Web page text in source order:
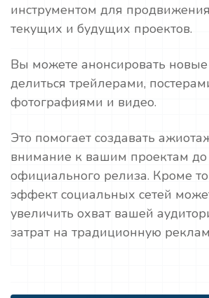
инструментом для
текущих и будущих проектов.
Вы можете анонсировать
делиться трейлерами,
фотографиями и видео.
Это помогает создавать
внимание к вашим проектам до
официального релиза. Кроме
эффект социальных сетей
увеличить охват вашей
затрат на традиционную